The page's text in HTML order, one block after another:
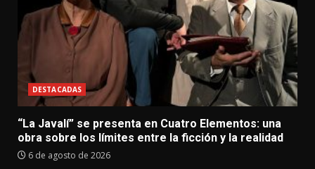
DESTACADAS
“La Javalí” se presenta en Cuatro Elementos: una
obra sobre los límites entre la ficción y la realidad
6 de agosto de 2026